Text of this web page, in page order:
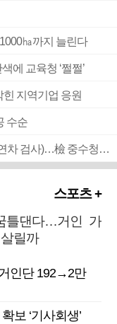
㏊까지 늘린다
에 교육청 ‘쩔쩔’
지역기업 응원
수순
■ 검사 신분 버리고 직급하향(10년 이하 저연차 검사)…檢 중수청행 기피
스포츠 +
틀댄다…거인 가
릴까
인단 192→2만
보 ‘기사회생’